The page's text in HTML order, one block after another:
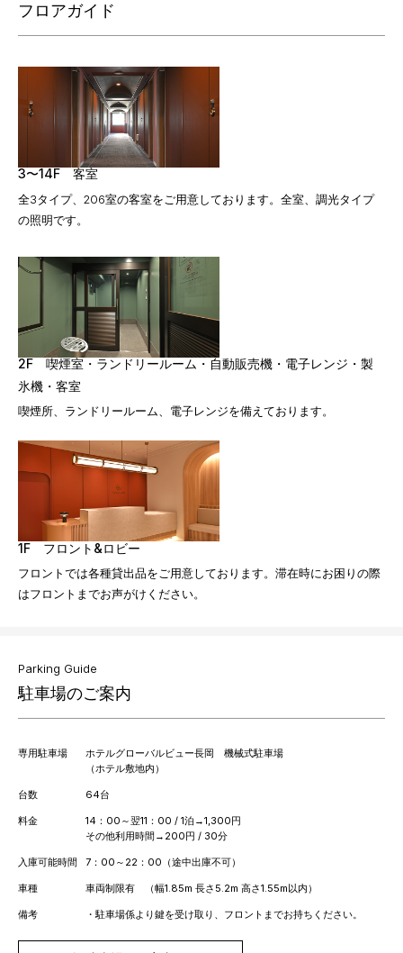
フロアガイド
3〜14F 客室
全3タイプ、206室の客室をご用意しております。全室、調光タイプ
の照明です。
2F 喫煙室・ランドリールーム・自動販売機・電子レンジ・製
氷機・客室
喫煙所、ランドリールーム、電子レンジを備えております。
1F フロント&ロビー
フロントでは各種貸出品をご用意しております。滞在時にお困りの際
はフロントまでお声がけください。
Parking Guide
駐車場のご案内
専用駐車場
ホテルグローバルビュー長岡 機械式駐車場
（ホテル敷地内）
台数 64台
料金
14：00～翌11：00 / 1泊→1,300円
その他利用時間→200円 / 30分
入庫可能時間 7：00～22：00（途中出庫不可）
車種 車両制限有 （幅1.85m 長さ5.2m 高さ1.55m以内）
備考 ・駐車場係より鍵を受け取り、フロントまでお持ちください。